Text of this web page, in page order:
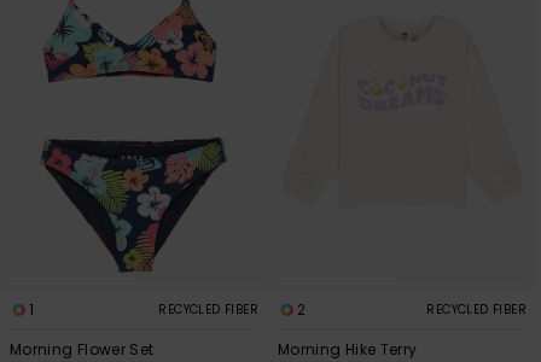
1 RECYCLED FIBER
Morning Flower Set
2 RECYCLED FIBER
Morning Hike Terry